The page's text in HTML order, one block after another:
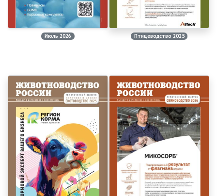
Июль 2026 Птицеводство 2025